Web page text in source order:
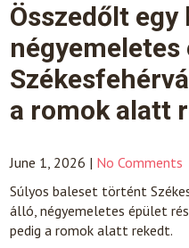
Összedőlt
négyemeletes
a romok alatt
June 1, 2026 | No Comments
Súlyos baleset történt
álló, négyemeletes épület
pedig a romok alatt rekedt.